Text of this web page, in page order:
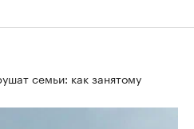
семьи: как занятому